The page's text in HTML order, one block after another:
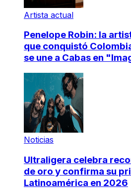
Artista actual
Penelope Robin: la
que conquistó
se une a Cabas en
Noticias
Ultraligera celebra
de oro y confirma su
Latinoamérica en 2026